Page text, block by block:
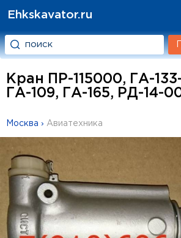
Ehkskavator.ru
Кран ПР-115000, ГА-
ГА-109, ГА-165, РД-14-
Москва › Авиатехника